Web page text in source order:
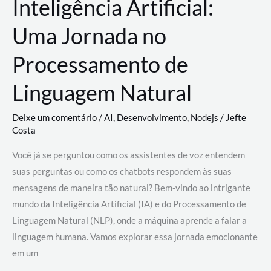
Inteligência Artificial:
Uma Jornada no
Processamento de
Linguagem Natural
Deixe um comentário/AI, Desenvolvimento, Nodejs / Jefte
Costa
Você já se perguntou como os assistentes de voz entendem
suas perguntas ou como os chatbots respondem às suas
mensagens de maneira tão natural? Bem-vindo ao intrigante
mundo da Inteligência Artificial (IA) e do Processamento de
Linguagem Natural (NLP), onde a máquina aprende a falar a
linguagem humana. Vamos explorar essa jornada emocionante
em um